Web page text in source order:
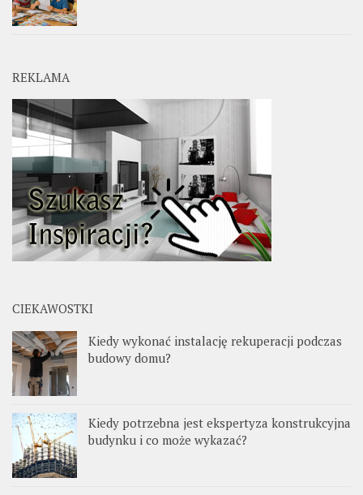
REKLAMA
CIEKAWOSTKI
Kiedy wykonać instalację rekuperacji podczas
budowy domu?
Kiedy potrzebna jest ekspertyza konstrukcyjna
budynku i co może wykazać?